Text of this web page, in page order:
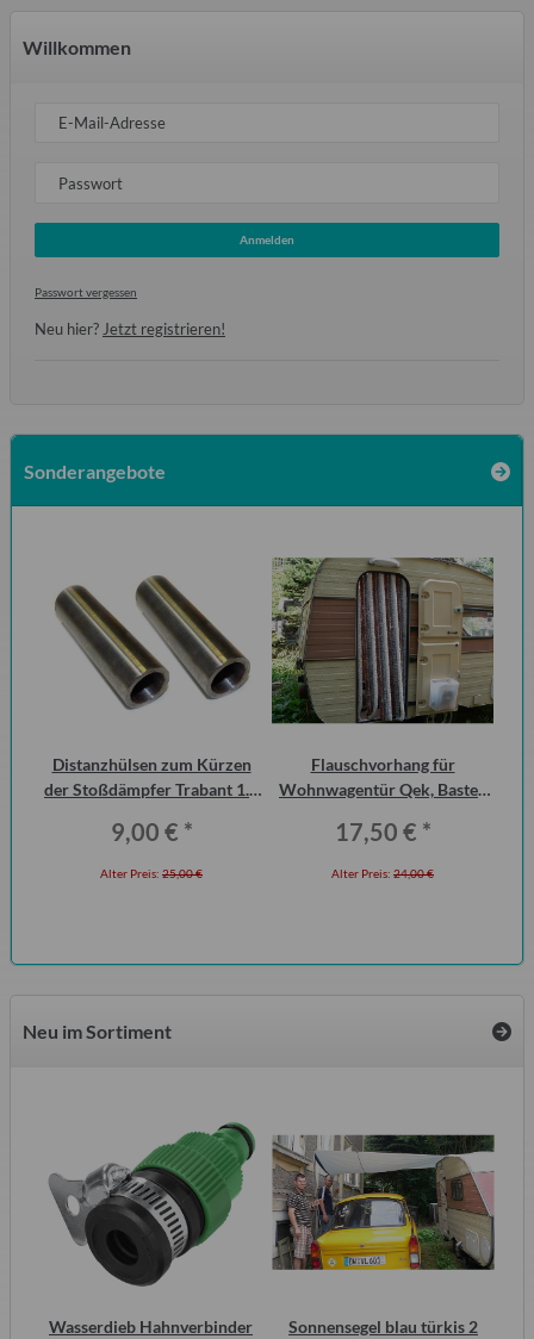
Willkommen
E-Mail-Adresse
Passwort
Anmelden
Passwort vergessen
Neu hier? Jetzt registrieren!
Sonderangebote
Distanzhülsen zum Kürzen
der Stoßdämpfer Trabant 1.1
9,00 € *
Alter Preis: 25,00 €
Flauschvorhang für
Wohnwagentür Qek, Bastei,
17,50 € *
Alter Preis: 24,00 €
Neu im Sortiment
Wasserdieb Hahnverbinder
Sonnensegel blau türkis 2